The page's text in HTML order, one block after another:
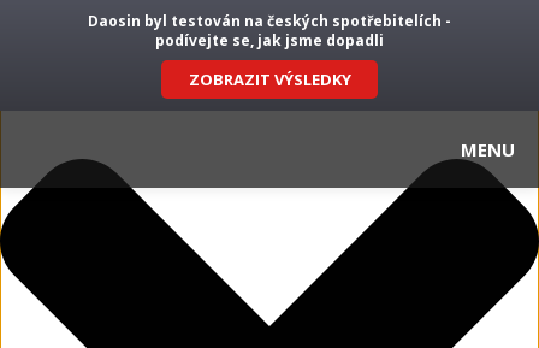
Spravovat Souhlas
Daosin byl testován na českých spotřebitelích -
podívejte se, jak jsme dopadli
ZOBRAZIT VÝSLEDKY
MENU